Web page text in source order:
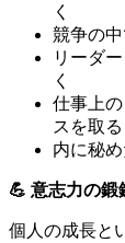
く
競争の
リーダ
く
仕事上
スを取る
内に秘
💪 意志力の鍛
個人の成長と